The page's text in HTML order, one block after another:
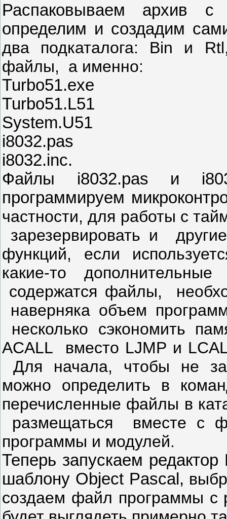
Распаковываем архив
определим и создадим
два подкаталога: Bin и
файлы, а именно:
Turbo51.exe
Turbo51.L51
System.U51
i8032.pas
i8032.inc.
Файлы i8032.pas и
программируем
частности, для работы с
зарезервировать и
функций, если
какие-то
содержатся файлы,
наверняка объем
несколько сэкономить
ACALL вместо LJMP и
Для начала, чтобы не
можно определить в
перечисленные файлы в
размещаться вместе с
программы и модулей.
Теперь запускаем
шаблону Object Pascal,
создаем файл программы